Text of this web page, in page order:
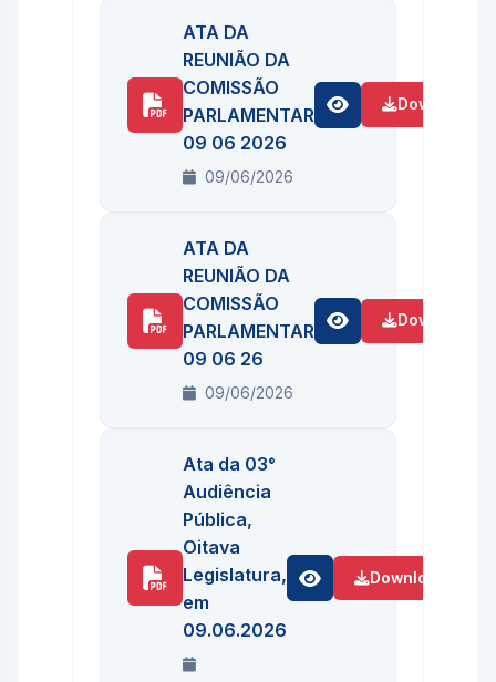
ATA DA
REUNIÃO DA
COMISSÃO
PARLAMENTAR
09 06 2026
09/06/2026
Download
ATA DA
REUNIÃO DA
COMISSÃO
PARLAMENTAR
09 06 26
09/06/2026
Download
Ata da 03°
Audiência
Pública,
Oitava
Legislatura,
em
09.06.2026
Download